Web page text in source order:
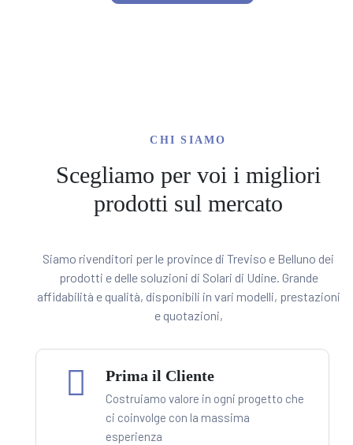
Scegliamo per voi i migliori
prodotti sul mercato
CHI SIAMO
Siamo rivenditori per le province di Treviso e Belluno dei
prodotti e delle soluzioni di Solari di Udine. Grande
affidabilità e qualità, disponibili in vari modelli, prestazioni
e quotazioni,
Prima il Cliente
Costruiamo valore in ogni progetto che
ci coinvolge con la massima
esperienza